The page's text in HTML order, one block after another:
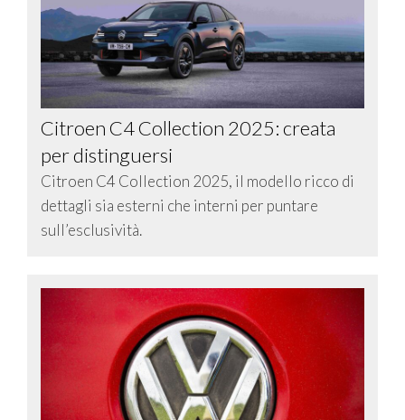
Citroen C4 Collection 2025: creata
per distinguersi
Citroen C4 Collection 2025, il modello ricco di
dettagli sia esterni che interni per puntare
sull’esclusività.